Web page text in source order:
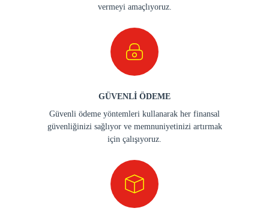
vermeyi amaçlıyoruz.
GÜVENLİ ÖDEME
Güvenli ödeme yöntemleri kullanarak her finansal
güvenliğinizi sağlıyor ve memnuniyetinizi artırmak
için çalışıyoruz.